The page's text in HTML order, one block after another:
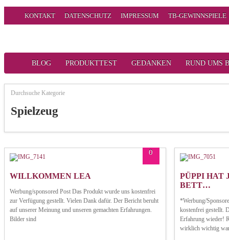
KONTAKT DATENSCHUTZ IMPRESSUM TB-GEWINNSPIELE
BLOG PRODUKTTEST GEDANKEN RUND UMS
Durchsuche Kategorie
Spielzeug
0
WILLKOMMEN LEA
Werbung/sponsored Post Das Produkt wurde uns kostenfrei
zur Verfügung gestellt. Vielen Dank dafür. Der Bericht beruht
auf unserer Meinung und unseren gemachten Erfahrungen.
Bilder sind
PÜPPI HAT
BETT…
*Werbung/
kostenfrei gestellt.
Erfahrung wieder!
wirklich wichtig